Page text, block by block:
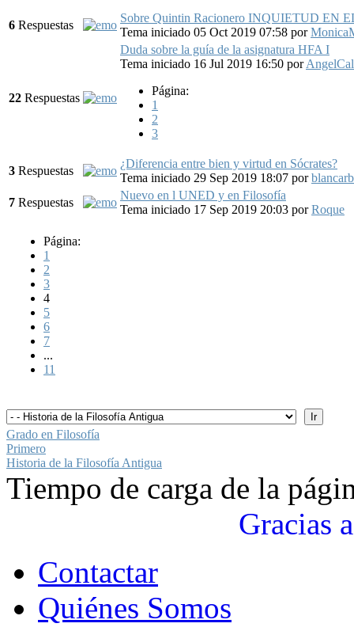
6 Respuestas
Sobre Quintin Racionero INQUIETUD EN
Tema iniciado 05 Oct 2019 07:58 por
22 Respuestas
Duda sobre la guía de la asignatura HFA I
Tema iniciado 16 Jul 2019 16:50 por
Página:
1
2
3
3 Respuestas
¿Diferencia entre bien y virtud en Sócrates?
Tema iniciado 29 Sep 2019 18:07 por
7 Respuestas
Nuevo en l UNED y en Filosofía
Tema iniciado 17 Sep 2019 20:03 porRoque
Página:
1
2
3
4
5
6
7
...
11
Grado en Filosofía
Primero
Historia de la Filosofía Antigua
Tiempo de carga de la
Gracias a
Contactar
Quiénes Somos